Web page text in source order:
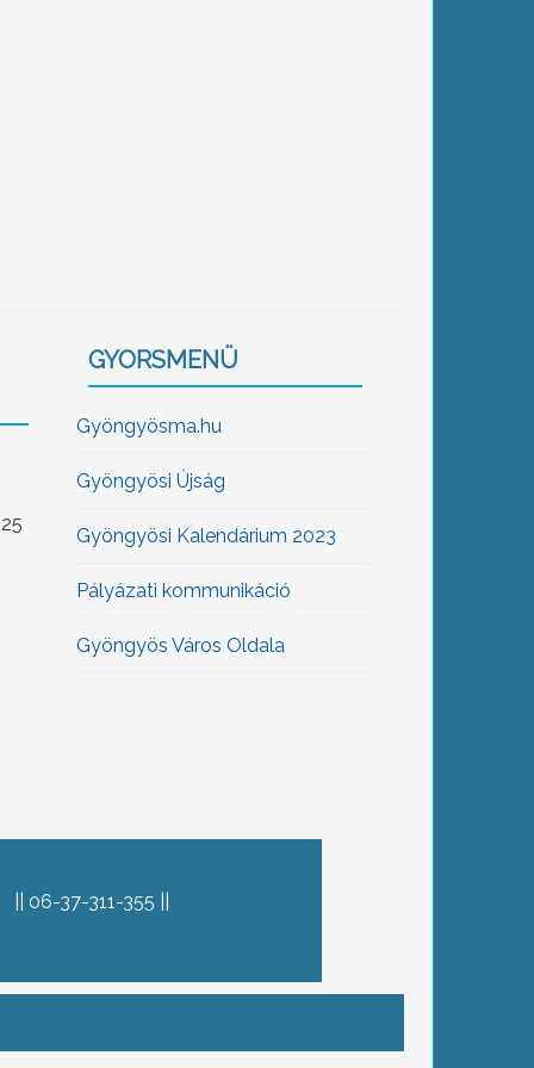
GYORSMENÜ
Gyöngyösma.hu
Gyöngyösi Újság
Gyöngyösi Kalendárium 2023
Pályázati kommunikáció
Gyöngyös Város Oldala
06-37-311-355